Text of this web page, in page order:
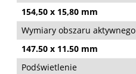
154,50 x 15,80 mm
Wymiary obszaru aktywnego
147.50 x 11.50 mm
Podświetlenie